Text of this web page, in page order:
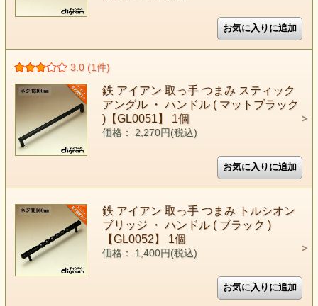
3.0 (1件)
鉄 アイアン 取っ手 つまみ スティック
アングル ・ ハンドル ( マットブラック
)【GL0051】 1個
価格： 2,270円(税込)
鉄 アイアン 取っ手 つまみ トルシオン
ブリッジ ・ ハンドル ( ブラック )
【GL0052】 1個
価格： 1,400円(税込)